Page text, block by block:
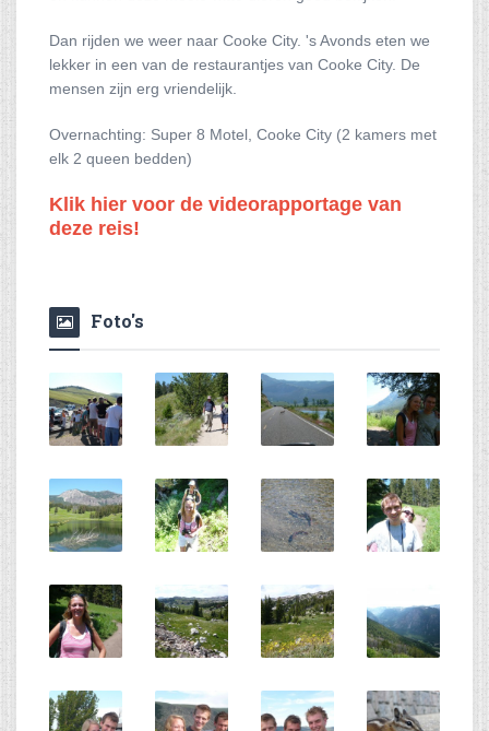
Dan rijden we weer naar Cooke City. 's Avonds eten we
lekker in een van de restaurantjes van Cooke City. De
mensen zijn erg vriendelijk.
Overnachting: Super 8 Motel, Cooke City (2 kamers met
elk 2 queen bedden)
Klik hier voor de videorapportage van
deze reis!
Foto's